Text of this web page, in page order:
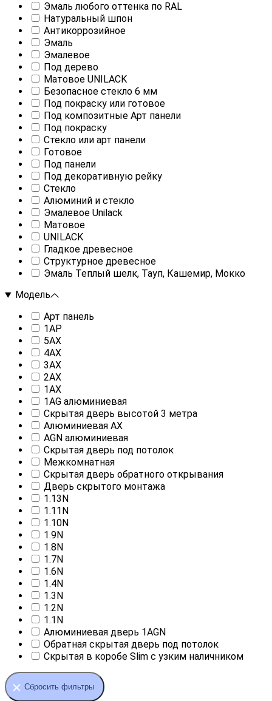
Эмаль любого оттенка по RAL
Натуральный шпон
Антикоррозийное
Эмаль
Эмалевое
Под дерево
Матовое UNILACK
Безопасное стекло 6 мм
Под покраску или готовое
Под композитные Арт панели
Под покраску
Стекло или арт панели
Готовое
Под панели
Под декоративную рейку
Стекло
Алюминий и стекло
Эмалевое Unilack
Матовое
UNILACK
Гладкое древесное
Структурное древесное
Эмаль Теплый шелк, Тауп, Кашемир, Мокко
Модель
Арт панель
1AP
5AX
4AX
3AX
2AX
1AX
1AG алюминиевая
Скрытая дверь высотой 3 метра
Алюминиевая AX
AGN алюминиевая
Скрытая дверь под потолок
Межкомнатная
Скрытая дверь обратного открывания
Дверь скрытого монтажа
1.13N
1.11N
1.10N
1.9N
1.8N
1.7N
1.6N
1.4N
1.3N
1.2N
1.1N
Алюминиевая дверь 1AGN
Обратная скрытая дверь под потолок
Скрытая в коробе Slim с узким наличником
Сбросить фильтры